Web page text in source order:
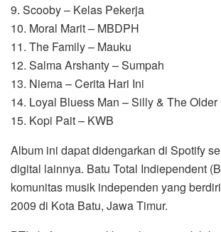
9. Scooby – Kelas Pekerja
10. Moral Marit – MBDPH
11. The Family – Mauku
12. Salma Arshanty – Sumpah
13. Niema – Cerita Hari Ini
14. Loyal Bluess Man – Silly & The Older
15. Kopi Pait – KWB
Album ini dapat didengarkan di Spotify
digital lainnya. Batu Total Indiependent
komunitas musik independen yang
2009 di Kota Batu, Jawa Timur.